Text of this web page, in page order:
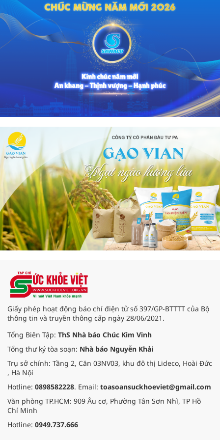
Giấy phép hoạt động báo chí điện tử số 397/GP-BTTTT của Bộ
thông tin và truyền thông cấp ngày 28/06/2021.
Tổng Biên Tập: ThS Nhà báo Chúc Kim Vinh
Tổng thư ký tòa soạn: Nhà báo Nguyễn Khải
Trụ sở chính: Tầng 2, Căn 03NV03, khu đô thị Lideco, Hoài Đức
, Hà Nội
Hotline: 0898582228. Email: toasoansuckhoeviet@gmail.com
Văn phòng TP.HCM: 909 Âu cơ, Phường Tân Sơn Nhì, TP Hồ
Chí Minh
Hotline: 0949.737.666